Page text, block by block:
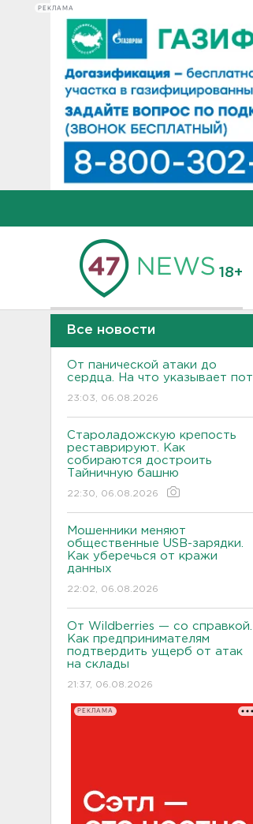
РЕКЛАМА
18+
Все новости
От панической атаки до
сердца. На что указывает пот
23:03, 06.08.2026
Староладожскую крепость
реставрируют. Как
собираются достроить
Тайничную башню
22:30, 06.08.2026
Мошенники меняют
общественные USB-зарядки.
Как уберечься от кражи
данных
22:02, 06.08.2026
От Wildberries — со справкой.
Как предпринимателям
подтвердить ущерб от атак
на склады
21:37, 06.08.2026
РЕКЛАМА